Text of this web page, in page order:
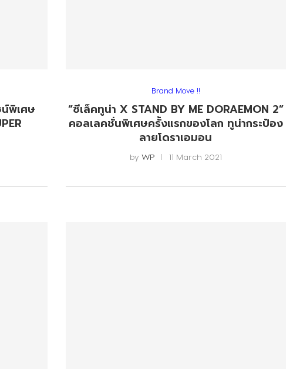
พิเศษ
Brand Move !!
“ซีเล็คทูน่า X STAND BY ME DORAEMON 2”
คอลเลคชั่นพิเศษครั้งแรกของโลก ทูน่ากระป๋อง
ลายโดราเอมอน
by WP 11 March 2021